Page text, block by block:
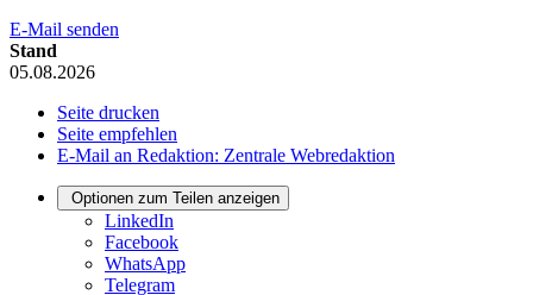
E-Mail senden
Stand
05.08.2026
Seite drucken
Seite empfehlen
E-Mail an Redaktion: Zentrale Webredaktion
Optionen zum Teilen anzeigen
LinkedIn
Facebook
WhatsApp
Telegram